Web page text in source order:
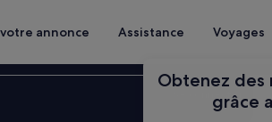
annonce Assistance Voyages
Obtenez des
grâce
Se connecter